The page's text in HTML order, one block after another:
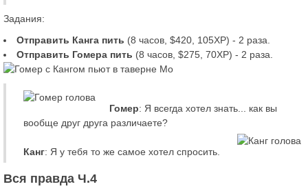
Задания:
Отправить Канга пить (8 часов, $420, 105XP) - 2 раза.
Отправить Гомера пить (8 часов, $275, 70XP) - 2 раза.
Гомер: Я всегда хотел знать... как вы
вообще друг друга различаете?
Канг: Я у тебя то же самое хотел спросить.
Вся правда Ч.4